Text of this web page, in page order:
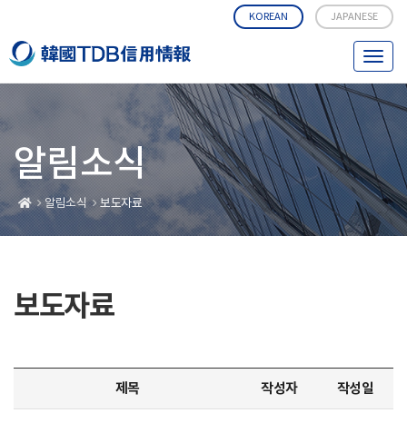
KOREAN JAPANESE
T
g
g
e
n
a
v
i
알림소식
알림소식 보도자료
보도자료
제목 작성자 작성일